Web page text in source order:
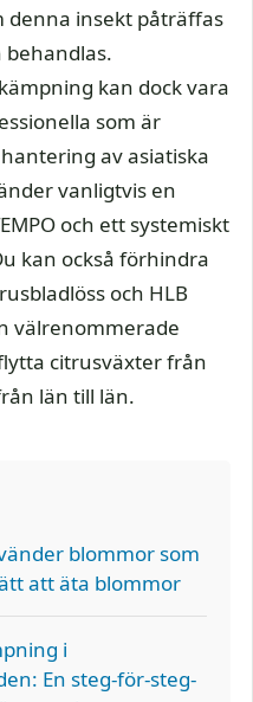
denna insekt påträffas
kan dock vara
som är
av asiatiska
vanligtvis en
och ett systemiskt
kan också förhindra
och HLB
välrenommerade
citrusväxter från
län till län.
blommor som
att äta blommor
i
En steg-för-steg-